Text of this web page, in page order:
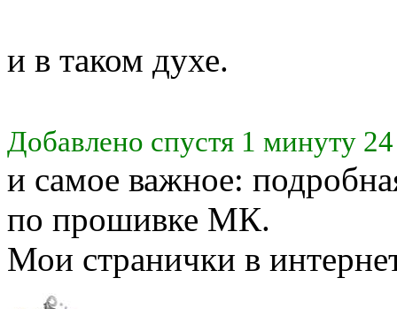
и в таком духе.
Добавлено спустя 1 минуту
и самое важное:
по прошивке МК.
Мои странички в